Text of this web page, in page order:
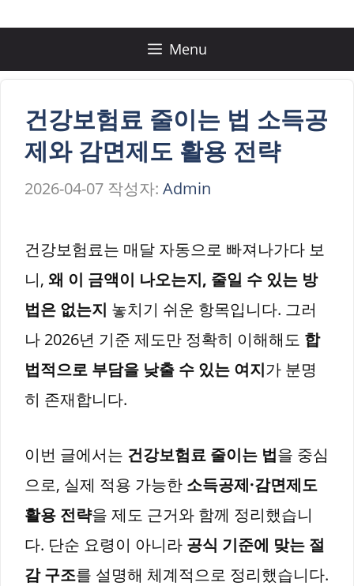
츠
Menu
건강보험료 줄이는 법 소득공
제와 감면제도 활용 전략
2026-04-07 작성자: Admin
건강보험료는 매달 자동으로 빠져나가다 보
니, 왜 이 금액이 나오는지, 줄일 수 있는 방
법은 없는지 놓치기 쉬운 항목입니다. 그러
나 2026년 기준 제도만 정확히 이해해도 합
법적으로 부담을 낮출 수 있는 여지가 분명
히 존재합니다.
이번 글에서는 건강보험료 줄이는 법을 중심
으로, 실제 적용 가능한 소득공제·감면제도
활용 전략을 제도 근거와 함께 정리했습니
다. 단순 요령이 아니라 공식 기준에 맞는 절
감 구조를 설명해 체계적으로 정리했습니다.